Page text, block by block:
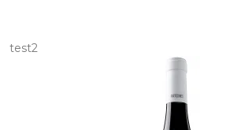
test2